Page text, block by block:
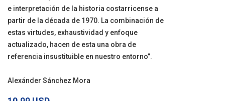
e interpretación de la historia costarricense a
partir de la década de 1970. La combinación de
estas virtudes, exhaustividad y enfoque
actualizado, hacen de esta una obra de
referencia insustituible en nuestro entorno”.
Alexánder Sánchez Mora